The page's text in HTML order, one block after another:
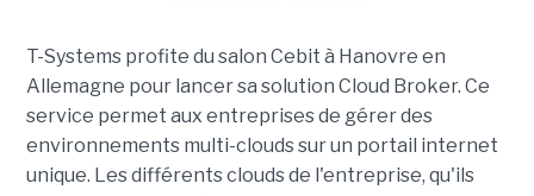
T-Systems profite du salon Cebit à Hanovre en
Allemagne pour lancer sa solution Cloud Broker. Ce
service permet aux entreprises de gérer des
environnements multi-clouds sur un portail internet
unique. Les différents clouds de l'entreprise, qu'ils